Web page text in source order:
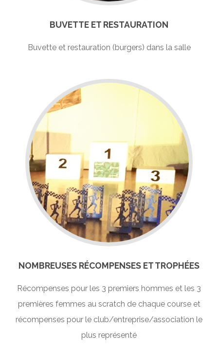
BUVETTE ET RESTAURATION
Buvette et restauration (burgers) dans la salle
NOMBREUSES RÉCOMPENSES ET TROPHÉES
Récompenses pour les 3 premiers hommes et les 3
premières femmes au scratch de chaque course et
récompenses pour le club/entreprise/association le
plus représenté